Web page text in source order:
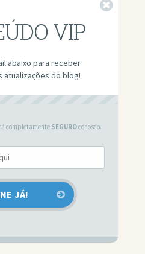
VIP
abaixo para receber
atualizações do blog!
completamente SEGUROconosco.